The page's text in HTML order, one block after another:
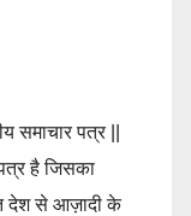
समाचार पत्र ||
है जिसका
देश से आज़ादी के